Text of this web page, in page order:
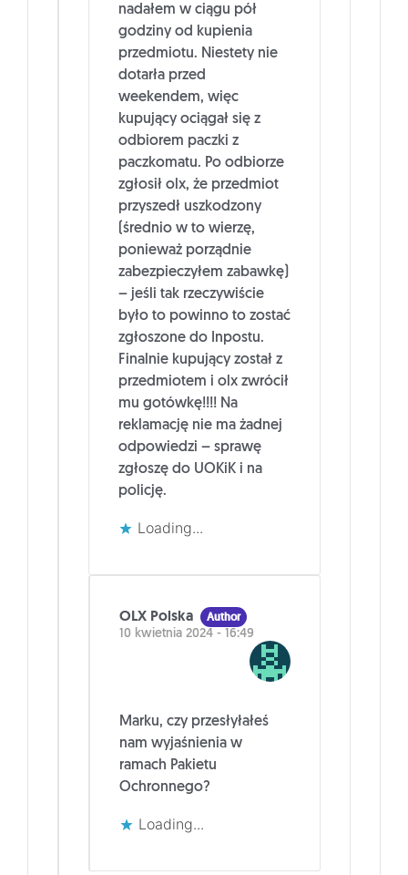
nadałem w ciągu pół
godziny od kupienia
przedmiotu. Niestety nie
dotarła przed
weekendem, więc
kupujący ociągał się z
odbiorem paczki z
paczkomatu. Po odbiorze
zgłosił olx, że przedmiot
przyszedł uszkodzony
(średnio w to wierzę,
ponieważ porządnie
zabezpieczyłem zabawkę)
– jeśli tak rzeczywiście
było to powinno to zostać
zgłoszone do Inpostu.
Finalnie kupujący został z
przedmiotem i olx zwrócił
mu gotówkę!!!! Na
reklamację nie ma żadnej
odpowiedzi – sprawę
zgłoszę do UOKiK i na
policję.
Loading...
OLX Polska Author
10 kwietnia 2024 - 16:49
Marku, czy przesłyłałeś
nam wyjaśnienia w
ramach Pakietu
Ochronnego?
Loading...